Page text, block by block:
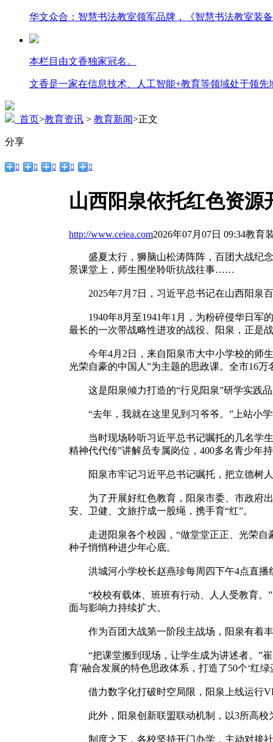
华文众合：智慧书法教室领军品牌，《智慧书法教室装
本栏目由文香独家冠名。
文香是一家在信息技术、人工智能+教育等领域处于领
首页>教育资讯 > 教育新闻>正文
分享
    
山西阳泉依托红色资源
http://www.ceiea.com2026年07月07日 09:34教育
盛夏太行，狮脑山松涛阵阵，百团大战纪念
景课堂上，师生围坐聆听抗战往事……
2025年7月7日，习近平总书记在山西阳泉百
1940年8月至1941年1月，为粉碎侵华日军的
最长的一次带战略性进攻的战役。阳泉，正是
今年4月2日，来自阳泉市大中小学校的师生
光荣自豪的中国人”为主题的思政课。全市16
这是阳泉倾力打造的“行见阳泉”研学实践品
“去年，我就在这里见到习爷爷。”上站小学
当时现场聆听习近平总书记嘱托的几名学生
精神代代传”讲解员专属岗位，400多名青少年
阳泉市牢记习近平总书记嘱托，把立德树人
为了开展好红色教育，阳泉市委、市政府出
安、卫健、文旅拧成一股绳，携手育“红”。
走进阳泉各个校园，“做堂堂正正、光荣自
种子悄悄种进少年心底。
洪城河小学校长赵燕珍每周四下午4点直播
“校校有载体、班班有行动、人人受教育。”
面与影响力持续扩大。
作为百团大战第一阶段主战场，阳泉有着丰
“把课堂搬到现场，让学生成为讲述者。”崔
育’融合发展的特色思政体系，打造了50个‘红
借力数字化打破时空局限，阳泉上线运行VR
此外，阳泉创新联盟联动机制，以3所高校
制度之下，各校坚持开门办学，主动对接社